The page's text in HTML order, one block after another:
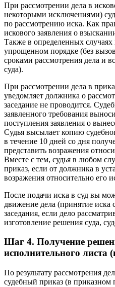
При рассмотрении дела в
некоторыми исключениями) суд
по рассмотрению иска. Как
искового заявления о
Также в определенных
упрощенном порядке (без
сроками рассмотрения дела и
суда).
При рассмотрении дела в
уведомляет должника о
заседание не проводится.
заявленного требования
поступления заявления о
Судья высылает копию
в течение 10 дней со дня
представить возражения
Вместе с тем, судья в любом
приказ, если от должника в
возражения относительно его
После подачи иска в суд вы
движение дела (принятие иска
заседания, если дело
изготовление решения суда,
Шаг 4. Получение
исполнительного листа
По результату рассмотрения
судебный приказ (в приказном